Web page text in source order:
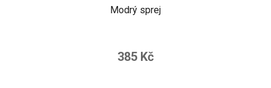
Modrý sprej
385 Kč